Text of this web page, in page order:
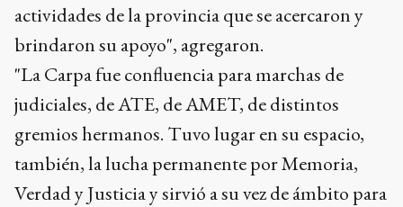
actividades de la provincia que se acercaron y
brindaron su apoyo", agregaron.
"La Carpa fue confluencia para marchas de
judiciales, de ATE, de AMET, de distintos
gremios hermanos. Tuvo lugar en su espacio,
también, la lucha permanente por Memoria,
Verdad y Justicia y sirvió a su vez de ámbito para